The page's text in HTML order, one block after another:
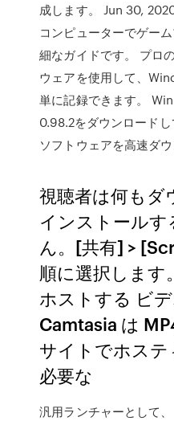
成します。 Jun 30,
コンピューターでゲー
細なガイドです。 プロ
ウェアを使用して、
単に記録できます。
0.98.2をダウンロード
ソフトウェアを高速ダ
視聴者は何もダ
インストール
ん。[共有] >
順に選択します
ホストする ビデ
Camtasia は
サイトでホス
必要な
汎用ランチャーとして